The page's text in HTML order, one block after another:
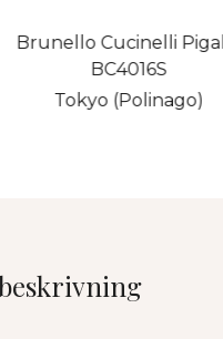
Brunello Cucinelli Pigalle
BC4016S
Tokyo (Polinago)